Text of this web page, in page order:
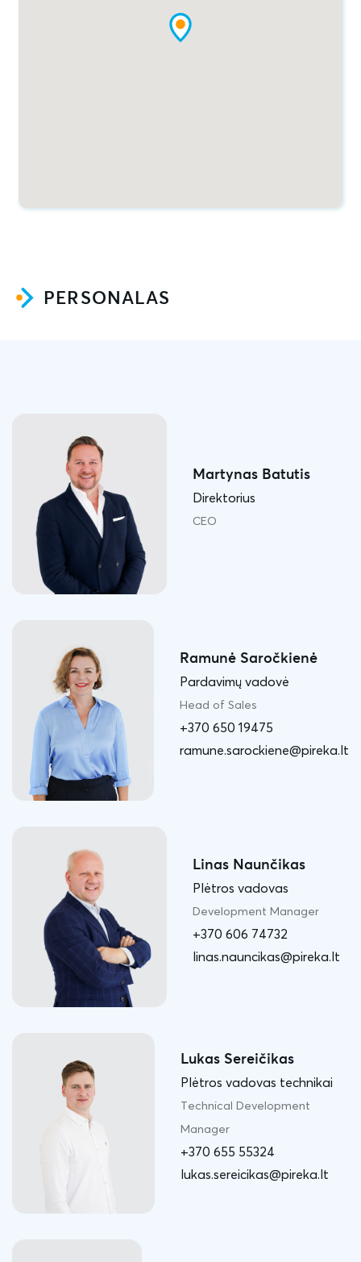
PERSONALAS
Martynas Batutis
Direktorius
CEO
Ramunė Saročkienė
Pardavimų vadovė
Head of Sales
+370 650 19475
ramune.sarockiene@pireka.lt
Linas Naunčikas
Plėtros vadovas
Development Manager
+370 606 74732
linas.nauncikas@pireka.lt
Lukas Sereičikas
Plėtros vadovas technikai
Technical Development
Manager
+370 655 55324
lukas.sereicikas@pireka.lt